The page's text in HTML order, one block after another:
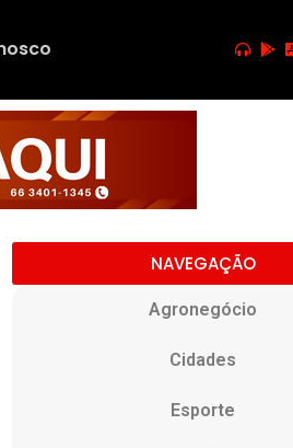
NAVEGAÇÃO
Agronegócio
Cidades
Esporte